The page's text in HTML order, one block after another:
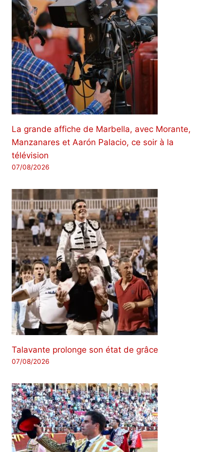
La grande affiche de Marbella, avec Morante,
Manzanares et Aarón Palacio, ce soir à la
télévision
07/08/2026
Talavante prolonge son état de grâce
07/08/2026